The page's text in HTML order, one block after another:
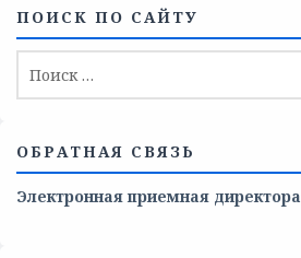
ПОИСК ПО САЙТУ
ОБРАТНАЯ СВЯЗЬ
Электронная приемная директора